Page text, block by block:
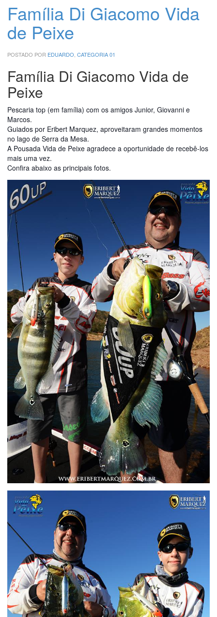
Família Di Giacomo Vida
de Peixe
POSTADO POR EDUARDO, CATEGORIA 01
Família Di Giacomo Vida de
Peixe
Pescaria top (em família) com os amigos Junior, Giovanni e
Marcos.
Guiados por Eribert Marquez, aproveitaram grandes momentos
no lago de Serra da Mesa.
A Pousada Vida de Peixe agradece a oportunidade de recebê-los
mais uma vez.
Confira abaixo as principais fotos.